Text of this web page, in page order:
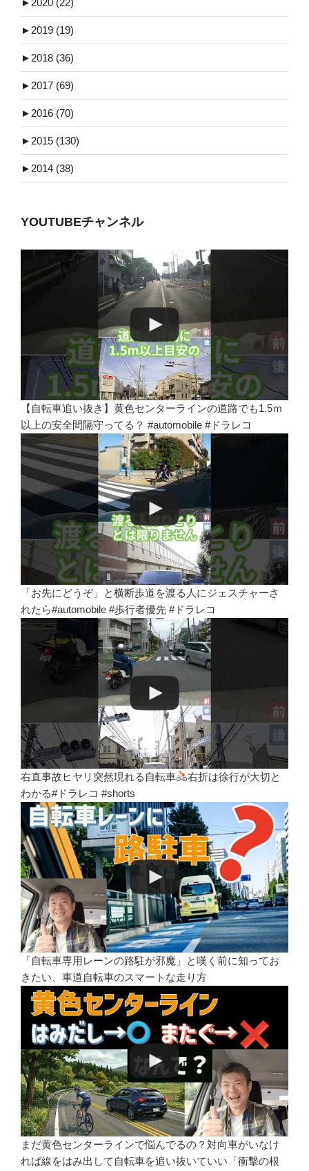
► 2019 (19)
► 2018 (36)
► 2017 (69)
► 2016 (70)
► 2015 (130)
► 2014 (38)
YOUTUBEチャンネル
【自転車追い抜き】黄色センターラインの道路でも1.5ｍ
以上の安全間隔守ってる？ #automobile #ドラレコ
「お先にどうぞ」と横断歩道を渡る人にジェスチャーさ
れたら#automobile #歩行者優先 #ドラレコ
右直事故ヒヤリ突然現れる自転車
右折は徐行が大切と
わかる#ドラレコ #shorts
「自転車専用レーンの路駐が邪魔」と嘆く前に知ってお
きたい、車道自転車のスマートな走り方
まだ黄色センターラインで悩んでるの？対向車がいなけ
れば線をはみ出して自転車を追い抜いていい「衝撃の根